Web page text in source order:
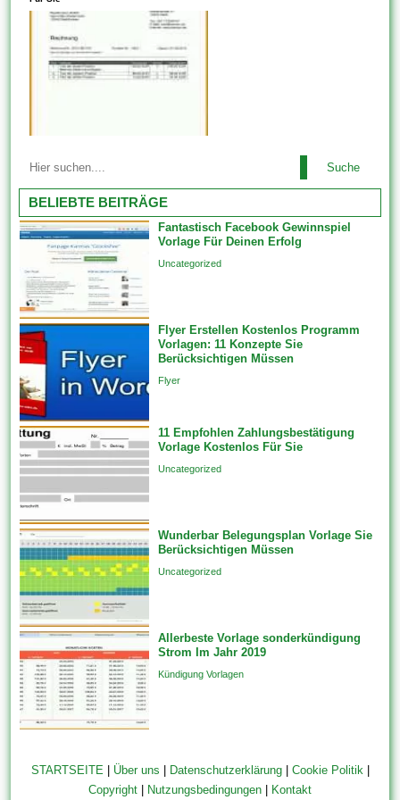
Bestandsinformationen auf
einfache Weise ersetzt sein
können. Verwenden Ihrer
Rechnungsvorlage zum...
genaue Aufzeichnungen zu
führen weiterhin auf lange
Ansicht Zeit und Barschaft zu
sparen. Nachdem Diese die
Rechnungsvorlage endgültig
Die Rechnungsvorlage
Viele verwenden eine Vorlage
online, um ein Beleg zu
erstellen. Leyden eine Vorlage
ist es von Natur unfein
generisch und entspricht nicht
unbedingt Diesen
Anforderungen. Hier können
Sie eine Layout, ein
Papierformat darüber hinaus
viele andere Funktionen
auswählen. Die
benutzerfreundlichen
Rechnungsvorlagen bieten...
Suche
BELIEBTE BEITRÄGE
Fantastisch Facebook Gewinnspiel
Vorlage Für Deinen Erfolg
Uncategorized
Flyer Erstellen Kostenlos Programm
Vorlagen: 11 Konzepte Sie
Berücksichtigen Müssen
Flyer
11 Empfohlen Zahlungsbestätigung
Vorlage Kostenlos Für Sie
Uncategorized
Wunderbar Belegungsplan Vorlage Sie
Berücksichtigen Müssen
Uncategorized
Allerbeste Vorlage sonderkündigung
Strom Im Jahr 2019
Kündigung Vorlagen
STARTSEITE| Über uns Datenschutzerklärung| Cookie Politik|
Copyright
Nutzungsbedingungen Kontakt